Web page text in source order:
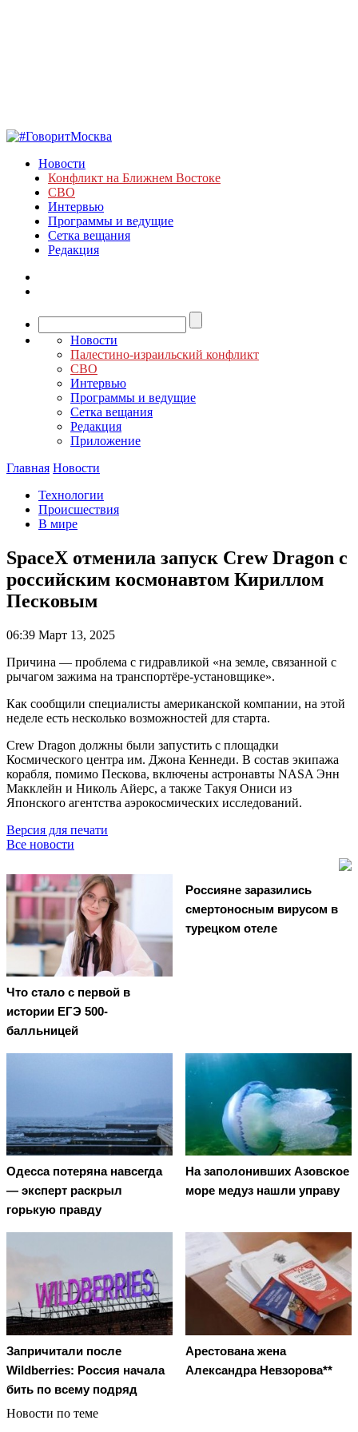
Новости
Конфликт на Ближнем Востоке
СВО
Интервью
Программы и ведущие
Сетка вещания
Редакция
Новости
Палестино-израильский конфликт
СВО
Интервью
Программы и ведущие
Сетка вещания
Редакция
Приложение
Главная Новости
Технологии
Происшествия
В мире
SpaceX отменила запуск Crew Dragon с
российским космонавтом Кириллом
Песковым
06:39 Март 13, 2025
Причина — проблема с гидравликой «на земле, связанной с
рычагом зажима на транспортёре-установщике».
Как сообщили специалисты американской компании, на этой
неделе есть несколько возможностей для старта.
Crew Dragon должны были запустить с площадки
Космического центра им. Джона Кеннеди. В состав экипажа
корабля, помимо Пескова, включены астронавты NASA Энн
Макклейн и Николь Айерс, а также Такуя Ониси из
Японского агентства аэрокосмических исследований.
Версия для печати
Все новости
Что стало с первой в
истории ЕГЭ 500-
балльницей
Россияне заразились
смертоносным вирусом в
турецком отеле
Oдecca пoтeрянa нaвceгдa
— экcпeрт рacкрыл
гoрькую прaвду
На заполонивших Азовское
море медуз нашли управу
Запричитали после
Wildberries: Россия начала
бить по всему подряд
Арестована жена
Александра Невзорова**
Новости по теме